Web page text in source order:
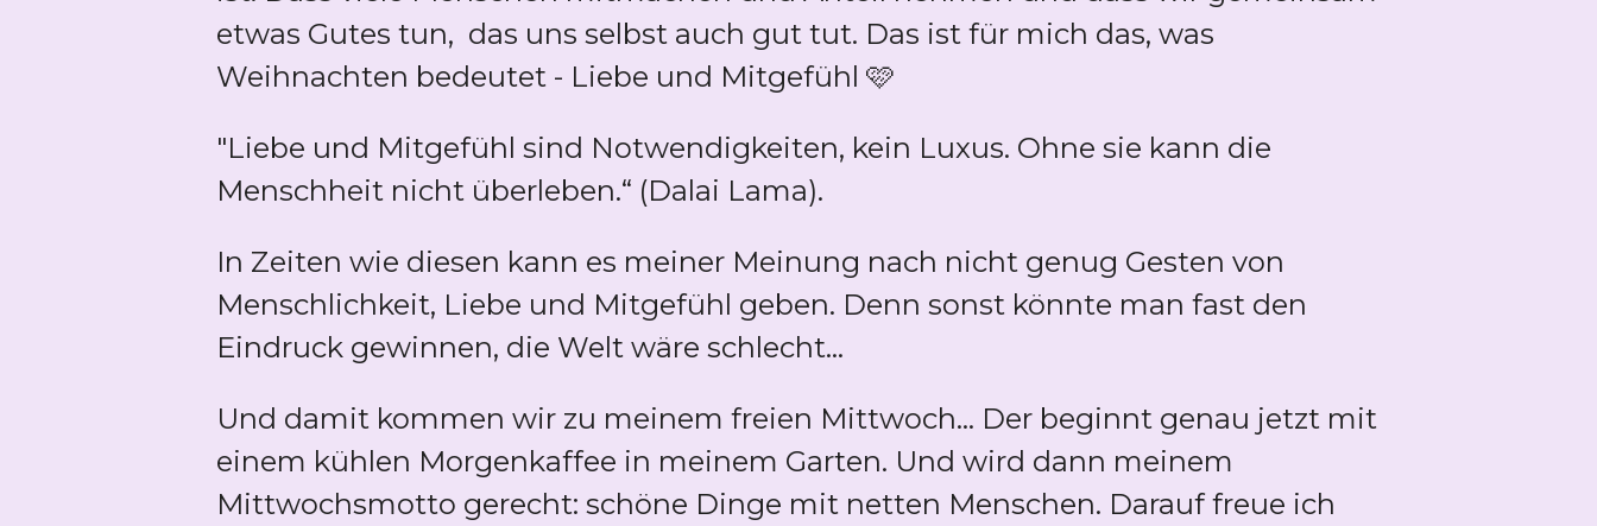
etwas Gutes tun, das uns selbst auch gut tut. Das ist für mich das, was
Weihnachten bedeutet - Liebe und Mitgefühl 🩷
"Liebe und Mitgefühl sind Notwendigkeiten, kein Luxus. Ohne sie kann die
Menschheit nicht überleben.“ (Dalai Lama).
In Zeiten wie diesen kann es meiner Meinung nach nicht genug Gesten von
Menschlichkeit, Liebe und Mitgefühl geben. Denn sonst könnte man fast den
Eindruck gewinnen, die Welt wäre schlecht...
Und damit kommen wir zu meinem freien Mittwoch... Der beginnt genau jetzt mit
einem kühlen Morgenkaffee in meinem Garten. Und wird dann meinem
Mittwochsmotto gerecht: schöne Dinge mit netten Menschen. Darauf freue ich